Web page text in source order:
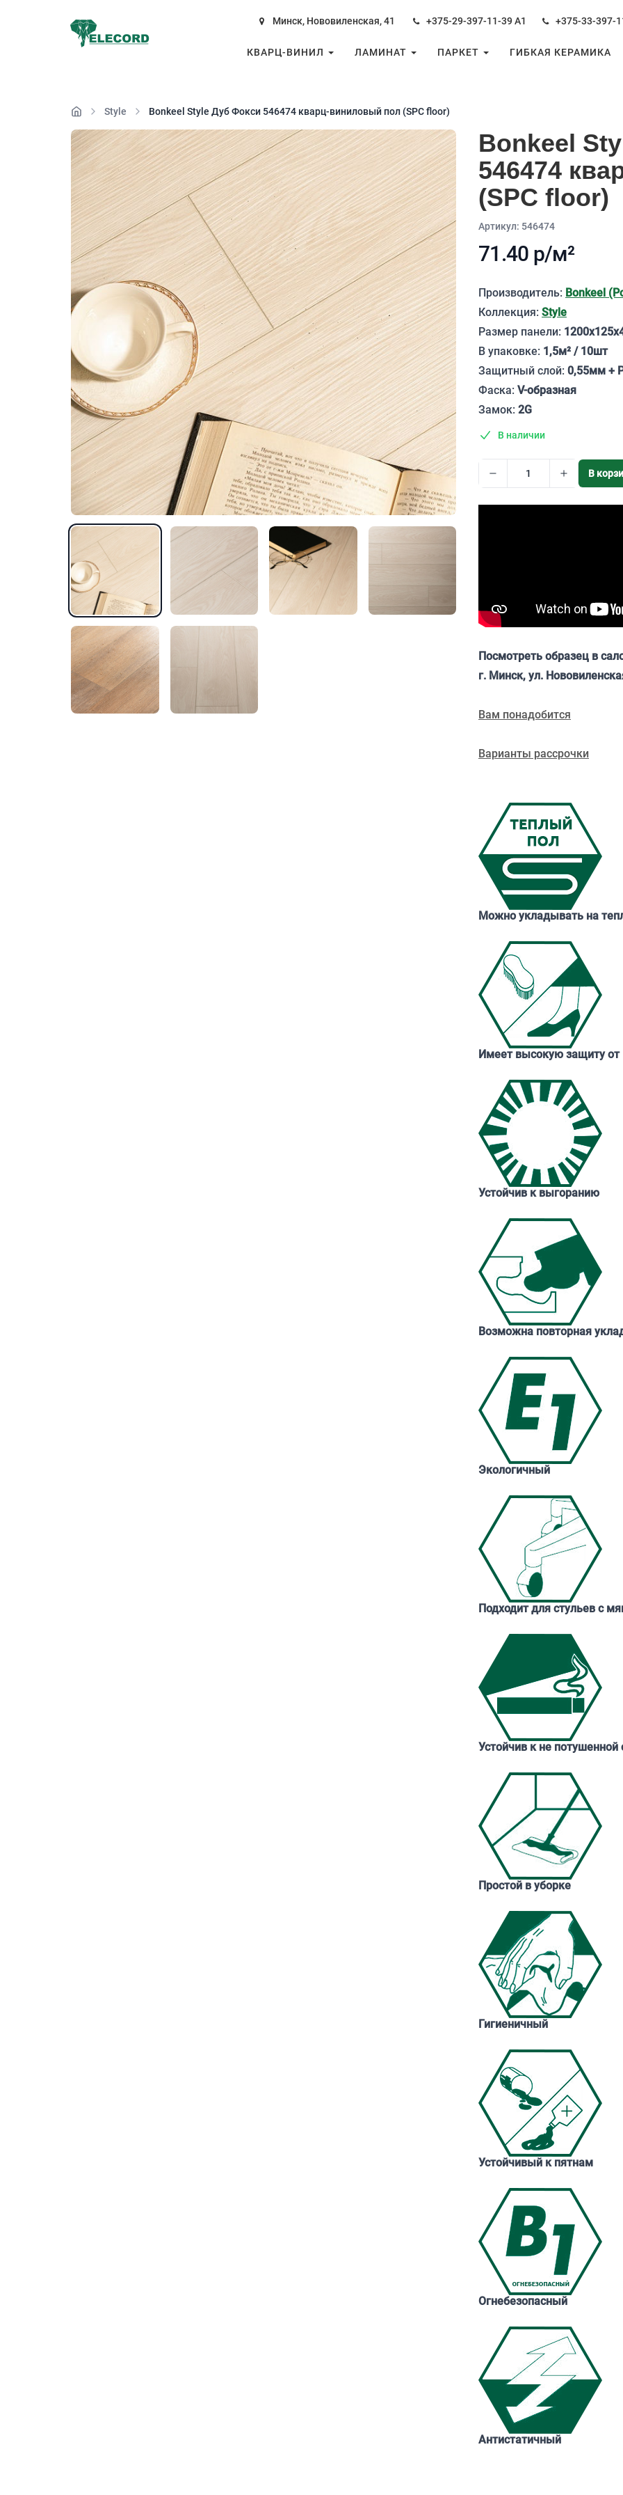
Минск, Нововиленская, 41 +375-29-397-11-39А1 +375-33-397-
КВАРЦ-ВИНИЛ ЛАМИНАТ ПАРКЕТ ГИБКАЯ КЕРАМИКА
Style Bonkeel Style Дуб Фокси 546474 кварц-виниловый пол (SPC floor)
Bonkeel
546474
(SPC floor)
Aртикул: 546474
71.40 р/м²
Описание
Производитель: Bonkeel
Коллекция: Style
Размер панели:
В упаковке: 1,5м² / 10шт
Защитный слой: 0,55мм +
Фаска: V-образная
Замок: 2G
В наличии
В
Посмотреть образец в
г. Минск, ул.
Вам понадобится
Варианты рассрочки
Можно укладывать на
Имеет высокую защиту от
Устойчив к выгоранию
Возможна повторная
Экологичный
Подходит для стульев с
Устойчив к не потушенной
Простой в уборке
Гигиеничный
Устойчивый к пятнам
Огнебезопасный
Антистатичный